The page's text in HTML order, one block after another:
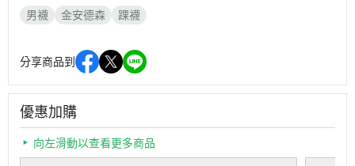
男襪 金安德森 踝襪
分享商品到
優惠加購
向左滑動以查看更多商品